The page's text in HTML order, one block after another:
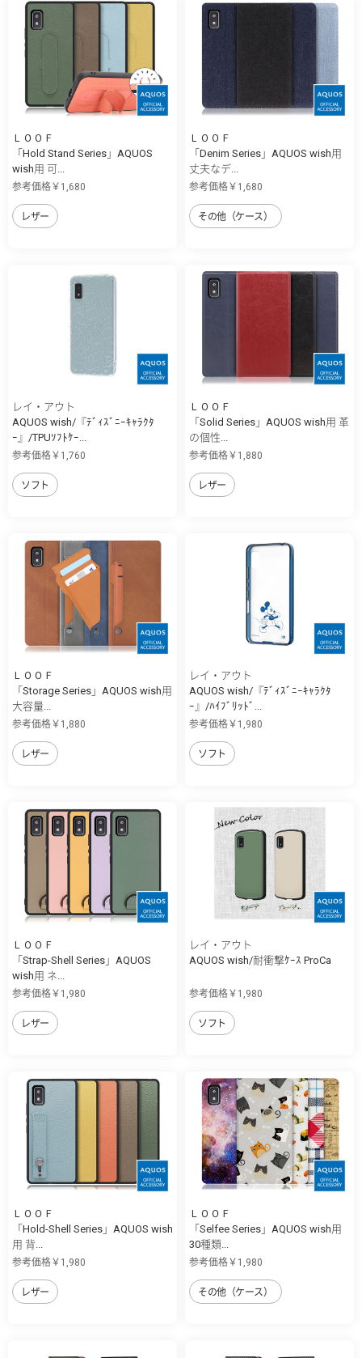
ＬＯＯＦ
「Hold Stand Series」AQUOS
wish用 可...
参考価格￥1,680
レザー
ＬＯＯＦ
「Denim Series」AQUOS wish用
丈夫なデ...
参考価格￥1,680
その他（ケース）
レイ・アウト
AQUOS wish/『ﾃﾞｨｽﾞﾆｰｷｬﾗｸﾀ
ｰ』/TPUｿﾌﾄｹｰ...
参考価格￥1,760
ソフト
ＬＯＯＦ
「Solid Series」AQUOS wish用 革
の個性...
参考価格￥1,880
レザー
ＬＯＯＦ
「Storage Series」AQUOS wish用
大容量...
参考価格￥1,880
レザー
レイ・アウト
AQUOS wish/『ﾃﾞｨｽﾞﾆｰｷｬﾗｸﾀ
ｰ』/ﾊｲﾌﾞﾘｯﾄﾞ...
参考価格￥1,980
ソフト
ＬＯＯＦ
「Strap-Shell Series」AQUOS
wish用 ネ...
参考価格￥1,980
レザー
レイ・アウト
AQUOS wish/耐衝撃ｹｰｽ ProCa
参考価格￥1,980
ソフト
ＬＯＯＦ
「Hold-Shell Series」AQUOS wish
用 背...
参考価格￥1,980
レザー
ＬＯＯＦ
「Selfee Series」AQUOS wish用
30種類...
参考価格￥1,980
その他（ケース）